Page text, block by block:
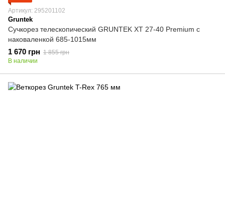
Артикул: 295201102
Gruntek
Сучкорез телескопический GRUNTEK XT 27-40 Premium с
наковаленкой 685-1015мм
1 670 грн 1 855 грн
В наличии